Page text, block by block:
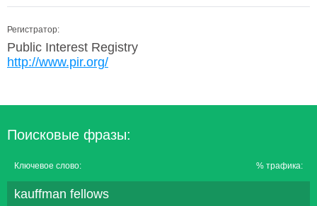
Регистратор:
Public Interest Registry
http://www.pir.org/
Поисковые фразы:
Ключевое слово: % трафика:
kauffman fellows